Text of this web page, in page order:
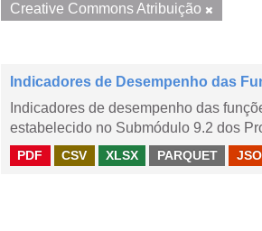
Creative Commons Atribuição
Indicadores de Desempenho das
Indicadores de desempenho das
estabelecido no Submódulo 9.2 dos
PDF CSV XLSX PARQUET